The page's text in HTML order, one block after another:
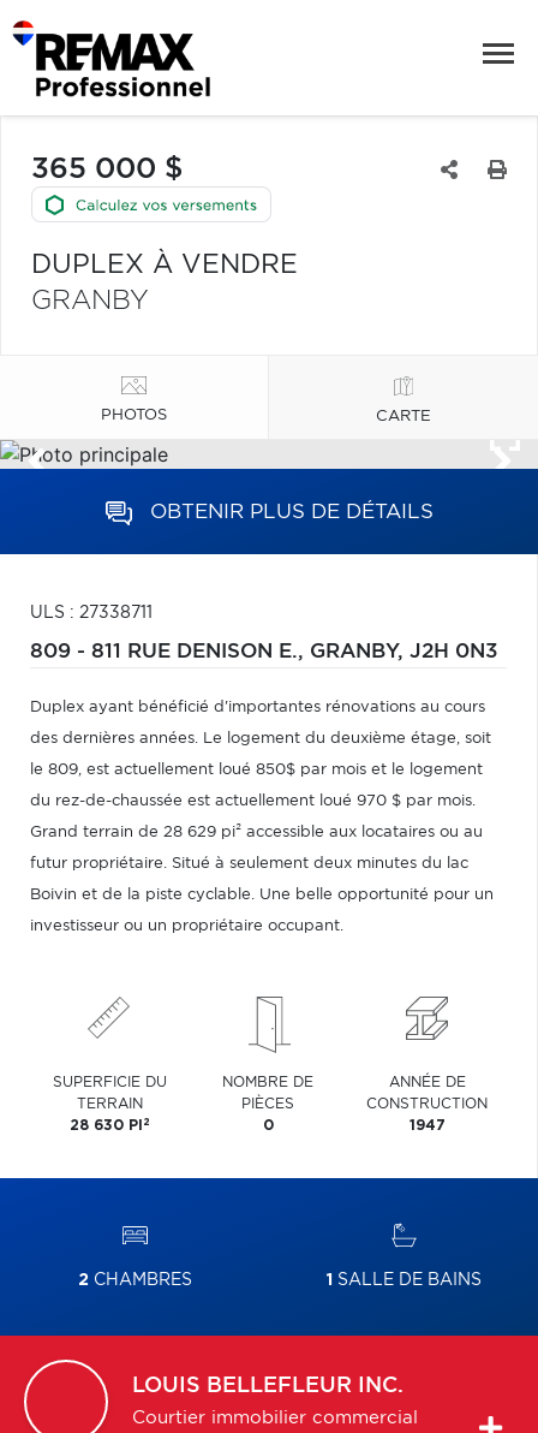
365 000 $
DUPLEX À VENDRE
GRANBY
PHOTOS CARTE
OBTENIR PLUS DE DÉTAILS
ULS : 27338711
809 - 811 RUE DENISON E., GRANBY, J2H 0N3
Duplex ayant bénéficié d'importantes rénovations au cours
des dernières années. Le logement du deuxième étage, soit
le 809, est actuellement loué 850$ par mois et le logement
du rez-de-chaussée est actuellement loué 970 $ par mois.
Grand terrain de 28 629 pi² accessible aux locataires ou au
futur propriétaire. Situé à seulement deux minutes du lac
Boivin et de la piste cyclable. Une belle opportunité pour un
investisseur ou un propriétaire occupant.
SUPERFICIE DU
TERRAIN
28 630 PI 2
NOMBRE DE
PIÈCES
0
ANNÉE DE
CONSTRUCTION
1947
2CHAMBRES 1 SALLE DE BAINS
LOUIS BELLEFLEUR INC.
Courtier immobilier commercial